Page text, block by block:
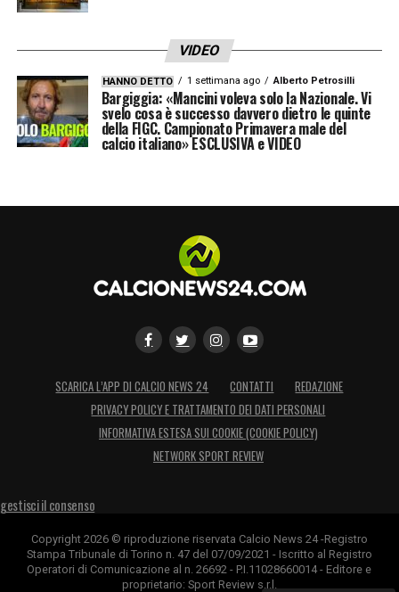
VIDEO
HANNO DETTO 1 settimana ago Alberto Petrosilli
Bargiggia: «Mancini voleva solo la Nazionale. Vi
svelo cosa è successo davvero dietro le quinte
della FIGC. Campionato Primavera male del
calcio italiano» ESCLUSIVA e VIDEO
SCARICA L’APP DI CALCIO NEWS 24 CONTATTI
REDAZIONE
PRIVACY POLICY E TRATTAMENTO DEI DATI PERSONALI
INFORMATIVA ESTESA SUI COOKIE (COOKIE POLICY)
NETWORK SPORT REVIEW
gestisci il consenso
Copyright 2026 © riproduzione riservata Calcio News 24 -Registro
Stampa Tribunale di Torino n. 47 del 07/09/2021 - Iscritto al Registro
Operatori di Comunicazione al n. 26692 - P.I.11028660014 - Editore e
proprietario: Sport Review s.r.l.